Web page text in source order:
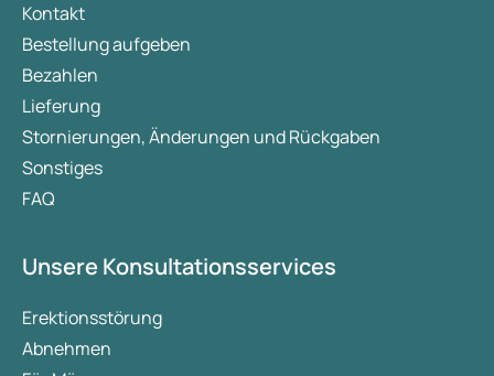
Kontakt
Bestellung aufgeben
Bezahlen
Lieferung
Stornierungen, Änderungen und Rückgaben
Sonstiges
FAQ
Unsere Konsultationsservices
Erektionsstörung
Abnehmen